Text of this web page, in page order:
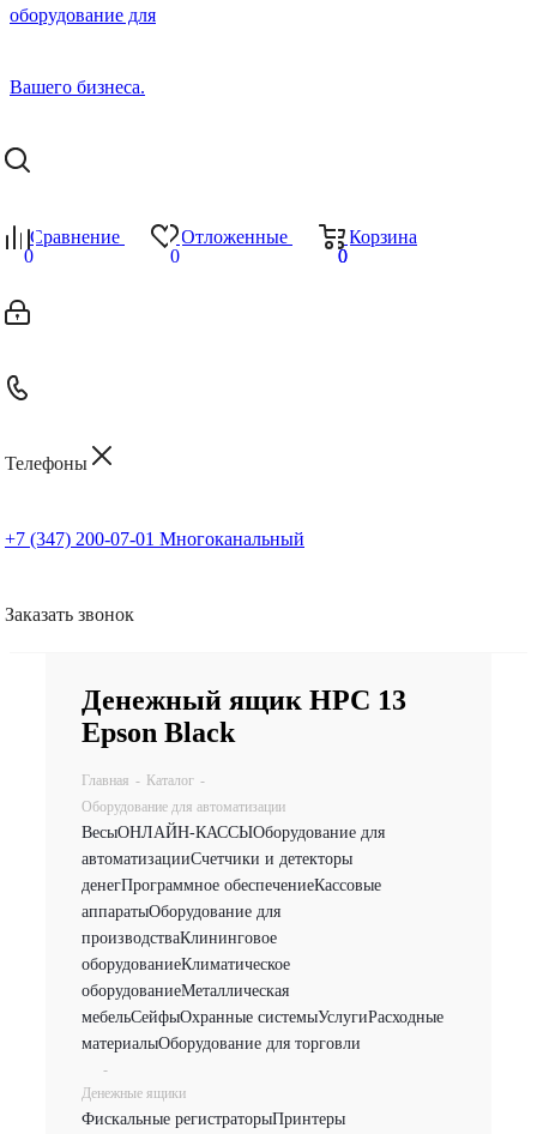
Сравнение
0
Отложенные
0
Корзина
0
0
Телефоны
+7 (347) 200-07-01 Многоканальный
Заказать звонок
Денежный ящик HPC 13
Epson Black
Главная - Каталог -
Оборудование для автоматизации
ВесыОНЛАЙН-КАССЫОборудование для
автоматизацииСчетчики и детекторы
денегПрограммное обеспечениеКассовые
аппаратыОборудование для
производстваКлининговое
оборудованиеКлиматическое
оборудованиеМеталлическая
мебельСейфыОхранные системыУслугиРасходные
материалыОборудование для торговли
-
Денежные ящики
Фискальные регистраторыПринтеры